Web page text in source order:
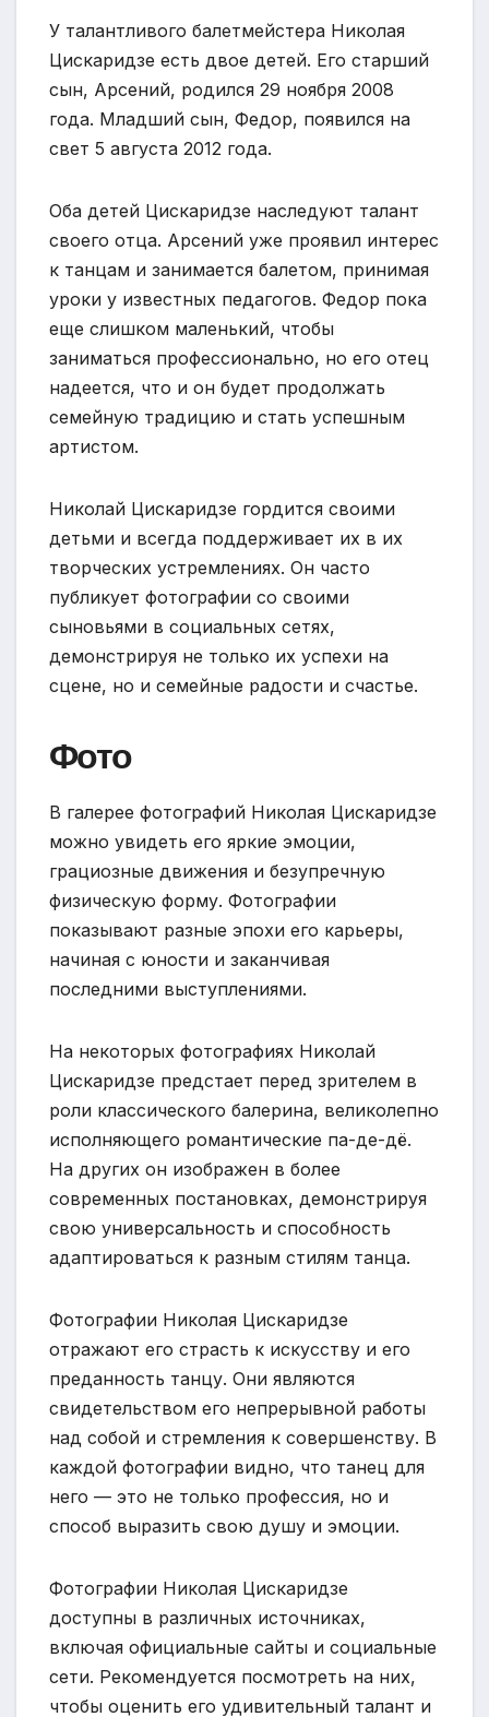
У талантливого балетмейстера Николая
Цискаридзе есть двое детей. Его старший
сын, Арсений, родился 29 ноября 2008
года. Младший сын, Федор, появился на
свет 5 августа 2012 года.
Оба детей Цискаридзе наследуют талант
своего отца. Арсений уже проявил интерес
к танцам и занимается балетом, принимая
уроки у известных педагогов. Федор пока
еще слишком маленький, чтобы
заниматься профессионально, но его отец
надеется, что и он будет продолжать
семейную традицию и стать успешным
артистом.
Николай Цискаридзе гордится своими
детьми и всегда поддерживает их в их
творческих устремлениях. Он часто
публикует фотографии со своими
сыновьями в социальных сетях,
демонстрируя не только их успехи на
сцене, но и семейные радости и счастье.
Фото
В галерее фотографий Николая Цискаридзе
можно увидеть его яркие эмоции,
грациозные движения и безупречную
физическую форму. Фотографии
показывают разные эпохи его карьеры,
начиная с юности и заканчивая
последними выступлениями.
На некоторых фотографиях Николай
Цискаридзе предстает перед зрителем в
роли классического балерина, великолепно
исполняющего романтические па-де-дё.
На других он изображен в более
современных постановках, демонстрируя
свою универсальность и способность
адаптироваться к разным стилям танца.
Фотографии Николая Цискаридзе
отражают его страсть к искусству и его
преданность танцу. Они являются
свидетельством его непрерывной работы
над собой и стремления к совершенству. В
каждой фотографии видно, что танец для
него — это не только профессия, но и
способ выразить свою душу и эмоции.
Фотографии Николая Цискаридзе
доступны в различных источниках,
включая официальные сайты и социальные
сети. Рекомендуется посмотреть на них,
чтобы оценить его удивительный талант и